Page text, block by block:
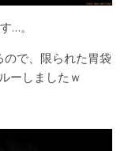
…。
で、限られた胃袋
ーしましたｗ